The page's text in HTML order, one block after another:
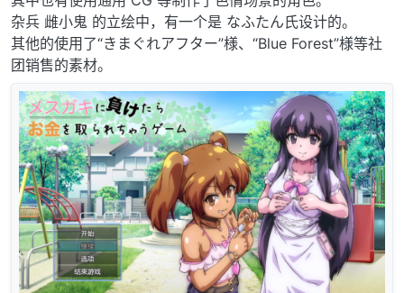
杂兵 雌小鬼 的立绘中，有一个是 なふたん氏设计的。
其他的使用了“きまぐれアフター”様、“Blue Forest”様等社
团销售的素材。